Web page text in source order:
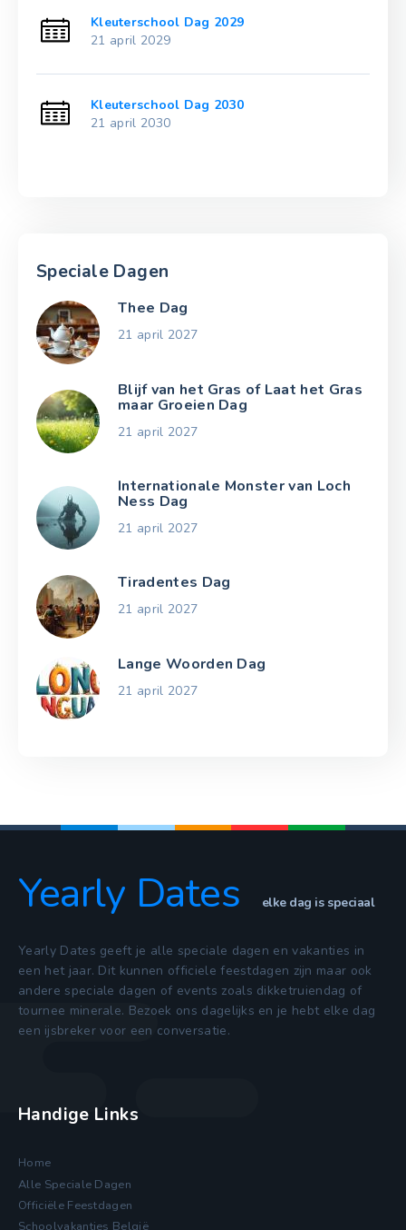
Kleuterschool Dag 2029
21 april 2029
Kleuterschool Dag 2030
21 april 2030
Speciale Dagen
Thee Dag
21 april 2027
Blijf van het Gras of Laat het Gras
maar Groeien Dag
21 april 2027
Internationale Monster van Loch
Ness Dag
21 april 2027
Tiradentes Dag
21 april 2027
Lange Woorden Dag
21 april 2027
Yearly Dates elke dag is speciaal
Yearly Dates geeft je alle speciale dagen en vakanties in
een het jaar. Dit kunnen officiele feestdagen zijn maar ook
andere speciale dagen of events zoals dikketruiendag of
tournee minerale. Bezoek ons dagelijks en je hebt elke dag
een ijsbreker voor een conversatie.
Handige Links
Home
Alle Speciale Dagen
Officiële Feestdagen